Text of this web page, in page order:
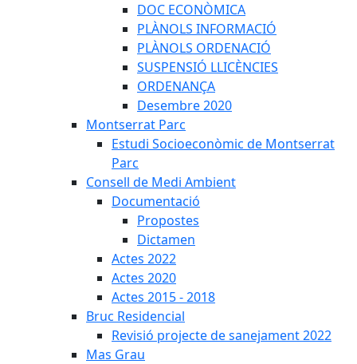
DOC ECONÒMICA
PLÀNOLS INFORMACIÓ
PLÀNOLS ORDENACIÓ
SUSPENSIÓ LLICÈNCIES
ORDENANÇA
Desembre 2020
Montserrat Parc
Estudi Socioeconòmic de Montserrat
Parc
Consell de Medi Ambient
Documentació
Propostes
Dictamen
Actes 2022
Actes 2020
Actes 2015 - 2018
Bruc Residencial
Revisió projecte de sanejament 2022
Mas Grau